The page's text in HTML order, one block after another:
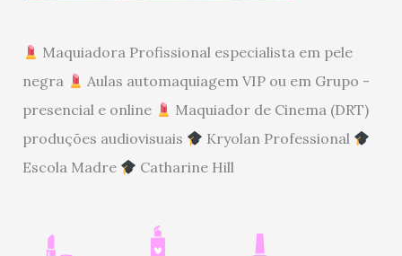
Maquiadora Profissional especialista em pele
negra
Aulas automaquiagem VIP ou em Grupo -
presencial e online
Maquiador de Cinema (DRT)
produções audiovisuais
Kryolan Professional
Escola Madre
Catharine Hill